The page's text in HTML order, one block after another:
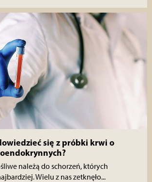
się z próbki krwi o
należą do schorzeń, których
Wielu z nas zetknęło...